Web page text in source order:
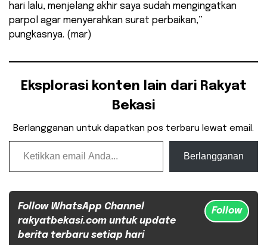
hari lalu, menjelang akhir saya sudah mengingatkan
parpol agar menyerahkan surat perbaikan,”
pungkasnya. (mar)
Eksplorasi konten lain dari Rakyat
Bekasi
Berlangganan untuk dapatkan pos terbaru lewat email.
Ketikkan email Anda...
Berlangganan
Follow WhatsApp Channel
rakyatbekasi.com untuk update
berita terbaru setiap hari
Follow